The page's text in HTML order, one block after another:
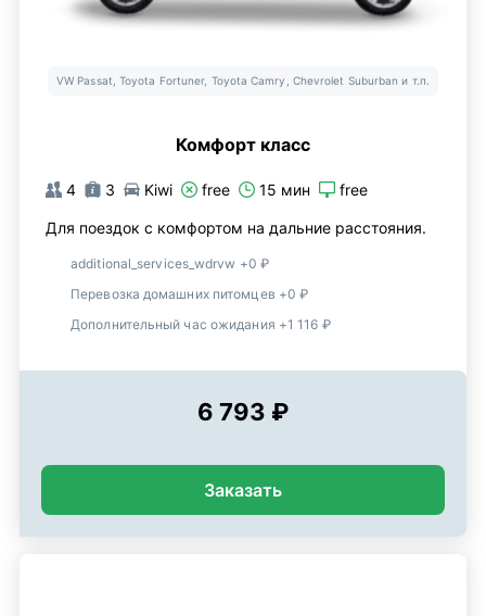
VW Passat, Toyota Fortuner, Toyota Camry, Chevrolet Suburban и т.п.
Комфорт класс
4 3 Kiwi free 15 мин free
Для поездок с комфортом на дальние расстояния.
additional_services_wdrvw +0 ₽
Перевозка домашних питомцев +0 ₽
Дополнительный час ожидания +1 116 ₽
6 793 ₽
Заказать